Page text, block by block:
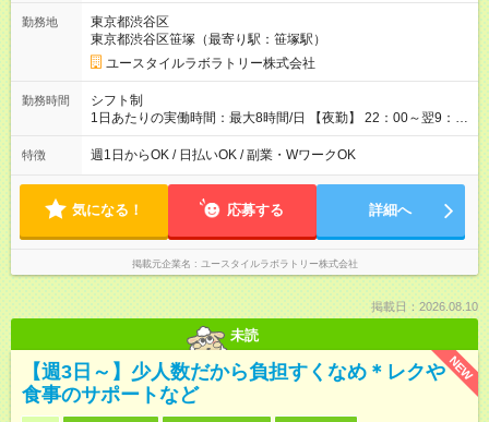
月 ※ 雇用形態と給与に、本採用時と異なる部分があります。 雇
用形態：本採用時と同じです。 給与：時給 1,660円以上
勤務地
東京都渋谷区
東京都渋谷区笹塚（最寄り駅：笹塚駅）
ユースタイルラボラトリー株式会社
勤務時間
シフト制
1日あたりの実働時間：最大8時間/日 【夜勤】 22：00～翌9：
00 ※週1日～OK ／ 夜勤専従 ＊＊ 勤務時間例 ＊＊ ■22時か
ら翌7時 ■23時から翌8時 ■24時から翌9時 など ※上記の時間
ます。 ※曜日固定（毎週同じ曜日での勤務となります）
特徴 週1日からOK / 日払いOK / 副業・WワークOK
気になる！ 応募する 詳細へ
掲載元企業名 ユースタイルラボラトリー株式会社
掲載日：2026.08.10
未読
NEW
【週3日～】少人数だから負担すくなめ＊レクや
食事のサポートなど